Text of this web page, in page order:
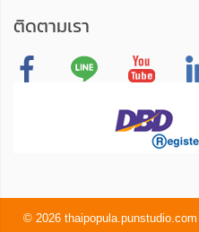
ติดตามเรา
© 2026 thaipopula.punstudio.com